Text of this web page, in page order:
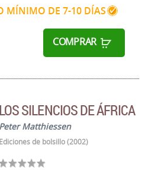
MÍNIMO DE 7-10 DÍAS
COMPRAR
LOS SILENCIOS DE ÁFRICA
Peter Matthiessen
Ediciones de bolsillo (2002)